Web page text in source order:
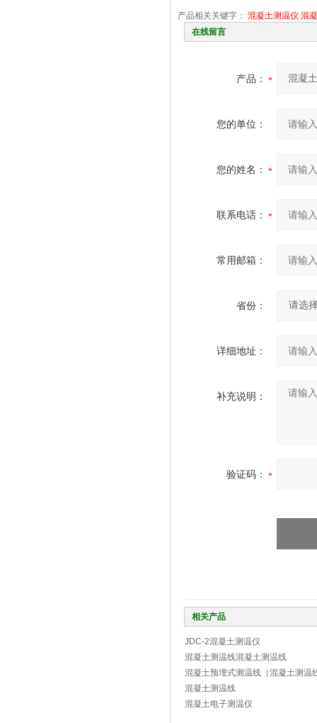
产品相关关键字： 混凝土测温仪 混
在线留言
产品：
您的单位：
您的姓名：
联系电话：
常用邮箱：
省份：
详细地址：
补充说明：
验证码：
相关产品
JDC-2混凝土测温仪
混凝土测温线混凝土测温线
混凝土预埋式测温线（混凝土测温
混凝土测温线
混凝土电子测温仪